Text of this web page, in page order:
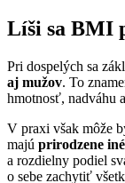
Líši sa BMI
Pri dospelých sa
aj mužov. To
hmotnosť, nadváhu
V praxi však môže
majú prirodzene
a rozdielny podiel
o sebe zachytiť